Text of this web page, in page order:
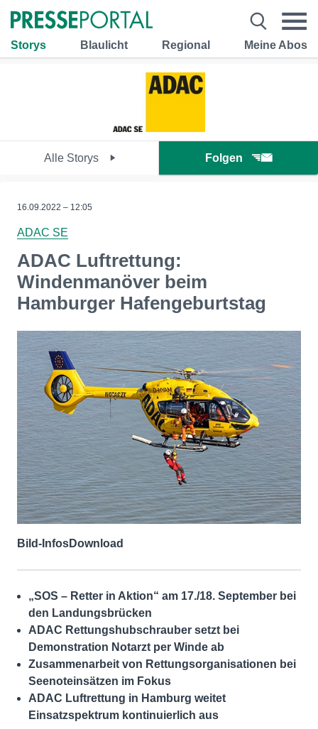
Storys Blaulicht Regional Meine Abos
Alle Storys Folgen
16.09.2022 – 12:05
ADAC SE
ADAC Luftrettung:
Windenmanöver beim
Hamburger Hafengeburtstag
Bild-InfosDownload
„SOS – Retter in Aktion“ am 17./18. September bei
den Landungsbrücken
ADAC Rettungshubschrauber setzt bei
Demonstration Notarzt per Winde ab
Zusammenarbeit von Rettungsorganisationen bei
Seenoteinsätzen im Fokus
ADAC Luftrettung in Hamburg weitet
Einsatzspektrum kontinuierlich aus